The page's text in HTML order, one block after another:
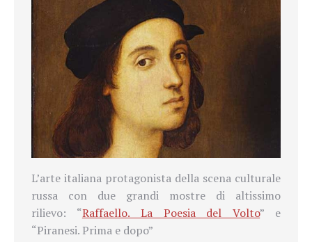
L’arte italiana protagonista della scena culturale
russa con due grandi mostre di altissimo
rilievo: “Raffaello. La Poesia del Volto” e
“Piranesi. Prima e dopo”